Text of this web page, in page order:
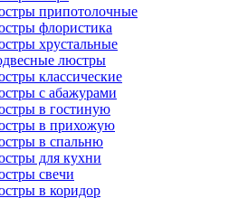
припотолочные
флористика
хрустальные
люстры
классические
с абажурами
в гостиную
в прихожую
в спальню
для кухни
свечи
в коридор